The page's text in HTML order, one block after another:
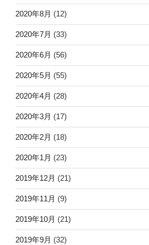
2020年8月 (12)
2020年7月 (33)
2020年6月 (56)
2020年5月 (55)
2020年4月 (28)
2020年3月 (17)
2020年2月 (18)
2020年1月 (23)
2019年12月 (21)
2019年11月 (9)
2019年10月 (21)
2019年9月 (32)